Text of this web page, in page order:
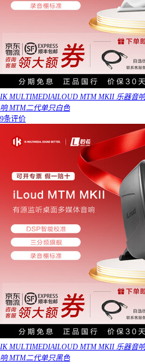
IK MULTIMEDIAILOUD MTM MKII 乐器音
响 MTM二代单只白色
9条评价
IK MULTIMEDIAILOUD MTM MKII 乐器音
响 MTM二代单只黑色